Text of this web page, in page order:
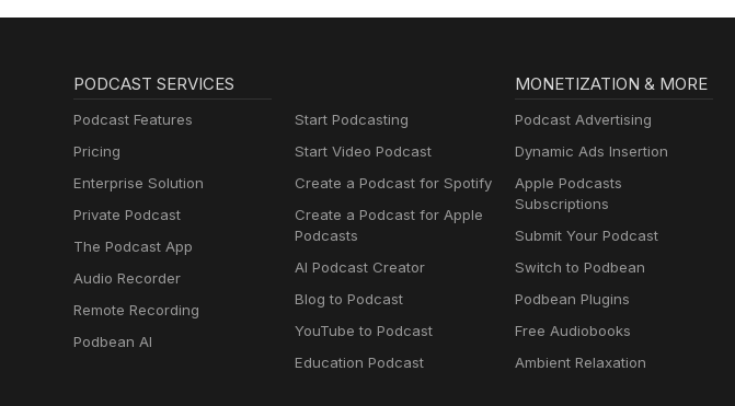
PODCAST SERVICES
Podcast Features
Pricing
Enterprise Solution
Private Podcast
The Podcast App
Audio Recorder
Remote Recording
Podbean AI
Start Podcasting
Start Video Podcast
Create a Podcast for Spotify
Create a Podcast for Apple
Podcasts
AI Podcast Creator
Blog to Podcast
YouTube to Podcast
Education Podcast
MONETIZATION & MORE
Podcast Advertising
Dynamic Ads Insertion
Apple Podcasts
Subscriptions
Submit Your Podcast
Switch to Podbean
Podbean Plugins
Free Audiobooks
Ambient Relaxation